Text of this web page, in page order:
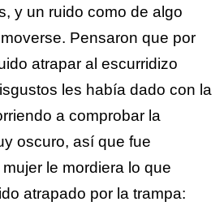
y un ruido como de algo
Pensaron que por
atrapar al escurridizo
les había dado con la
a comprobar la
oscuro, así que fue
le mordiera lo que
atrapado por la trampa: